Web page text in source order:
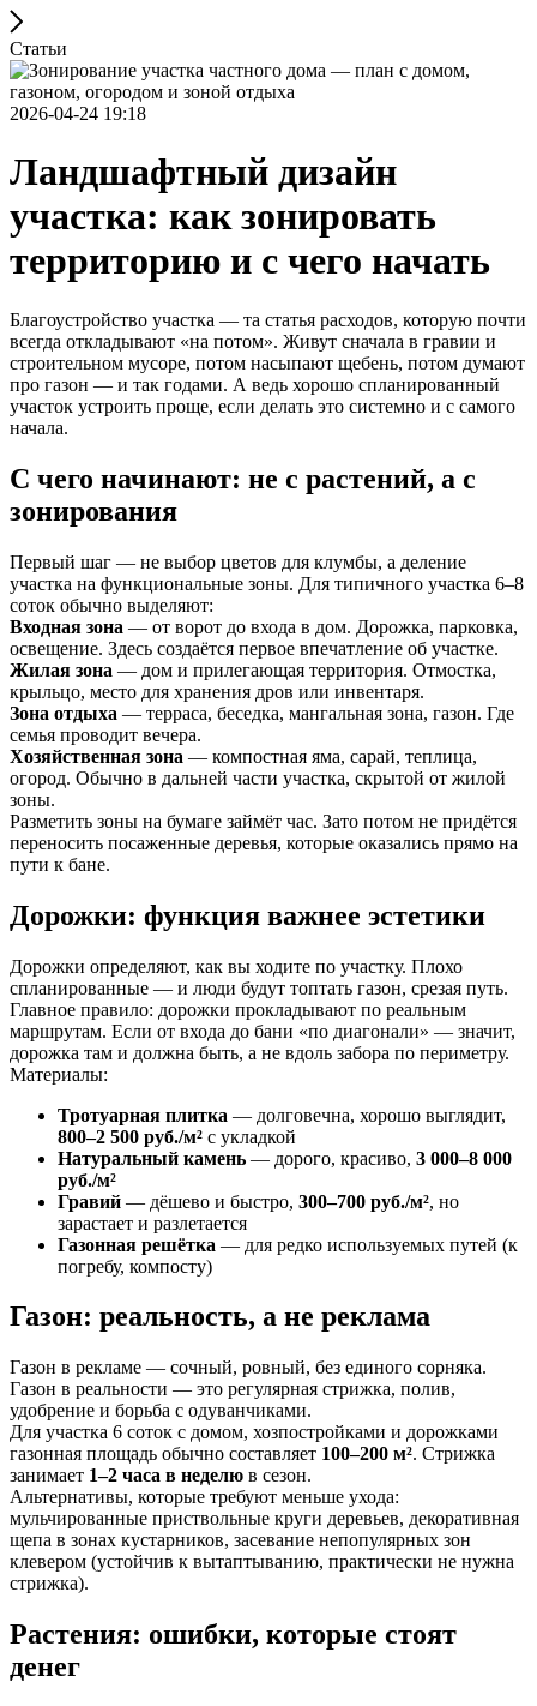
Статьи
2026-04-24 19:18
Ландшафтный дизайн
участка: как зонировать
территорию и с чего начать
Благоустройство участка — та статья расходов, которую почти
всегда откладывают «на потом». Живут сначала в гравии и
строительном мусоре, потом насыпают щебень, потом думают
про газон — и так годами. А ведь хорошо спланированный
участок устроить проще, если делать это системно и с самого
начала.
С чего начинают: не с растений, а с
зонирования
Первый шаг — не выбор цветов для клумбы, а деление
участка на функциональные зоны. Для типичного участка 6–8
соток обычно выделяют:
Входная зона — от ворот до входа в дом. Дорожка, парковка,
освещение. Здесь создаётся первое впечатление об участке.
Жилая зона — дом и прилегающая территория. Отмостка,
крыльцо, место для хранения дров или инвентаря.
Зона отдыха — терраса, беседка, мангальная зона, газон. Где
семья проводит вечера.
Хозяйственная зона — компостная яма, сарай, теплица,
огород. Обычно в дальней части участка, скрытой от жилой
зоны.
Разметить зоны на бумаге займёт час. Зато потом не придётся
переносить посаженные деревья, которые оказались прямо на
пути к бане.
Дорожки: функция важнее эстетики
Дорожки определяют, как вы ходите по участку. Плохо
спланированные — и люди будут топтать газон, срезая путь.
Главное правило: дорожки прокладывают по реальным
маршрутам. Если от входа до бани «по диагонали» — значит,
дорожка там и должна быть, а не вдоль забора по периметру.
Материалы:
Тротуарная плитка — долговечна, хорошо выглядит,
800–2 500 руб./м² с укладкой
Натуральный камень — дорого, красиво, 3 000–8 000
руб./м²
Гравий — дёшево и быстро, 300–700 руб./м², но
зарастает и разлетается
Газонная решётка — для редко используемых путей (к
погребу, компосту)
Газон: реальность, а не реклама
Газон в рекламе — сочный, ровный, без единого сорняка.
Газон в реальности — это регулярная стрижка, полив,
удобрение и борьба с одуванчиками.
Для участка 6 соток с домом, хозпостройками и дорожками
газонная площадь обычно составляет 100–200 м². Стрижка
занимает 1–2 часа в неделю в сезон.
Альтернативы, которые требуют меньше ухода:
мульчированные приствольные круги деревьев, декоративная
щепа в зонах кустарников, засевание непопулярных зон
клевером (устойчив к вытаптыванию, практически не нужна
стрижка).
Растения: ошибки, которые стоят
денег